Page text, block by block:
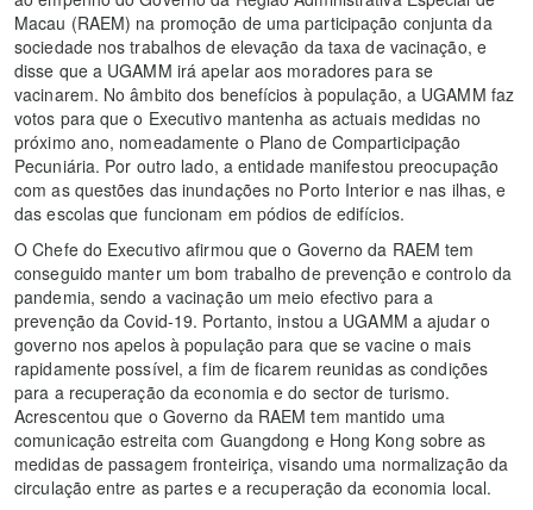
Macau (RAEM) na promoção de uma participação conjunta da
sociedade nos trabalhos de elevação da taxa de vacinação, e
disse que a UGAMM irá apelar aos moradores para se
vacinarem. No âmbito dos benefícios à população, a UGAMM faz
votos para que o Executivo mantenha as actuais medidas no
próximo ano, nomeadamente o Plano de Comparticipação
Pecuniária. Por outro lado, a entidade manifestou preocupação
com as questões das inundações no Porto Interior e nas ilhas, e
das escolas que funcionam em pódios de edifícios.
O Chefe do Executivo afirmou que o Governo da RAEM tem
conseguido manter um bom trabalho de prevenção e controlo da
pandemia, sendo a vacinação um meio efectivo para a
prevenção da Covid-19. Portanto, instou a UGAMM a ajudar o
governo nos apelos à população para que se vacine o mais
rapidamente possível, a fim de ficarem reunidas as condições
para a recuperação da economia e do sector de turismo.
Acrescentou que o Governo da RAEM tem mantido uma
comunicação estreita com Guangdong e Hong Kong sobre as
medidas de passagem fronteiriça, visando uma normalização da
circulação entre as partes e a recuperação da economia local.